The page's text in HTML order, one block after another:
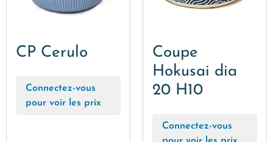
CP Cerulo
Connectez-vous
pour voir les prix
Coupe
Hokusai dia
20 H10
Connectez-vous